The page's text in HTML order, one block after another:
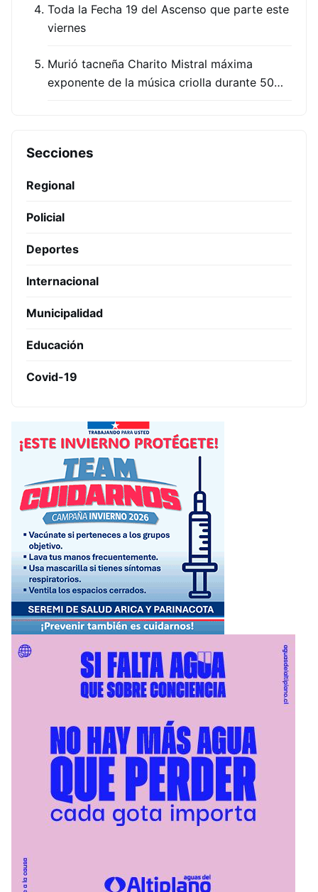
Toda la Fecha 19 del Ascenso que parte este
viernes
Murió tacneña Charito Mistral máxima
exponente de la música criolla durante 50…
Secciones
Regional
Policial
Deportes
Internacional
Municipalidad
Educación
Covid-19